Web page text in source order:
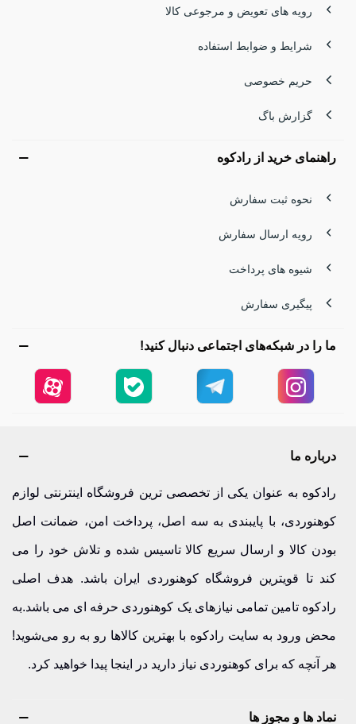
رویه های تعویض و مرجوعی کالا
شرایط و ضوابط استفاده
حریم خصوصی
گزارش باگ
راهنمای خرید از رادکوه
نحوه ثبت سفارش
رویه ارسال سفارش
شیوه های پرداخت
پیگیری سفارش
ما را در شبکه‌های اجتماعی دنبال کنید!
درباره ما
رادکوه به عنوان یکی از تخصصی ترین فروشگاه اینترنتی لوازم
کوهنوردی، با پایبندی به سه اصل، پرداخت امن، ضمانت اصل
بودن کالا و ارسال سریع کالا تاسیس شده و تلاش خود را می
کند تا قویترین فروشگاه کوهنوردی ایران باشد. هدف اصلی
رادکوه تامین تمامی نیازهای یک کوهنوردی حرفه ای می باشد.به
محض ورود به سایت رادکوه با بهترین کالاها رو به رو می‌شوید!
هر آنچه که برای کوهنوردی نیاز دارید در اینجا پیدا خواهید کرد.
نماد ها و مجوز ها